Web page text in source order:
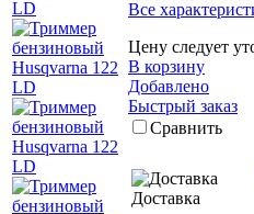
Все
Цену следует
В корзину
Добавлено
Быстрый заказ
Сравнить
Доставка